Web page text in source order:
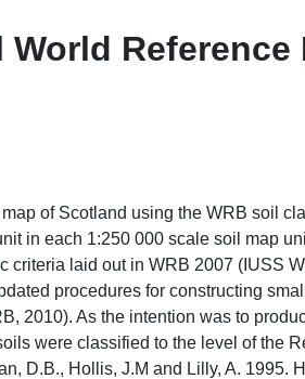
World Reference
of Scotland using the WRB soil
in each 1:250 000 scale soil map
criteria laid out in WRB 2007 (IUSS
procedures for constructing
2010). As the intention was to
were classified to the level of the
D.B., Hollis, J.M and Lilly, A. 1995.